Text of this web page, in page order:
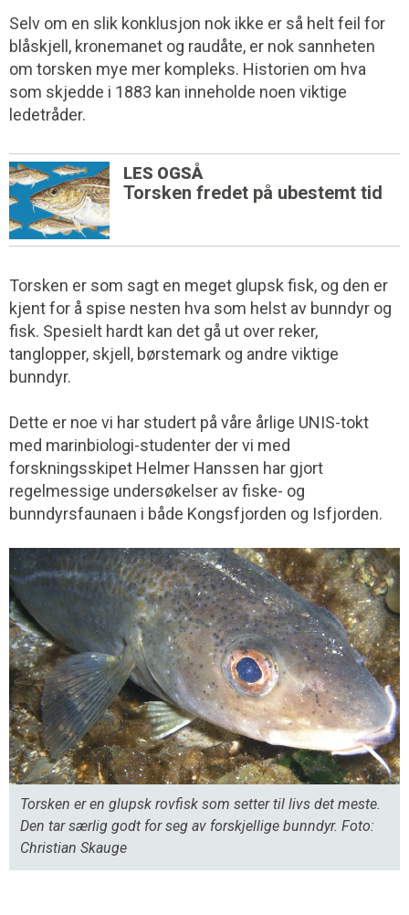
Selv om en slik konklusjon nok ikke er så helt feil for
blåskjell, kronemanet og raudåte, er nok sannheten
om torsken mye mer kompleks. Historien om hva
som skjedde i 1883 kan inneholde noen viktige
ledetråder.
LES OGSÅ
Torsken fredet på ubestemt tid
Torsken er som sagt en meget glupsk fisk, og den er
kjent for å spise nesten hva som helst av bunndyr og
fisk. Spesielt hardt kan det gå ut over reker,
tanglopper, skjell, børstemark og andre viktige
bunndyr.
Dette er noe vi har studert på våre årlige UNIS-tokt
med marinbiologi-studenter der vi med
forskningsskipet Helmer Hanssen har gjort
regelmessige undersøkelser av fiske- og
bunndyrsfaunaen i både Kongsfjorden og Isfjorden.
Torsken er en glupsk rovfisk som setter til livs det meste.
Den tar særlig godt for seg av forskjellige bunndyr. Foto:
Christian Skauge